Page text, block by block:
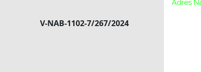
Adres
V-NAB-1102-7/267/2024